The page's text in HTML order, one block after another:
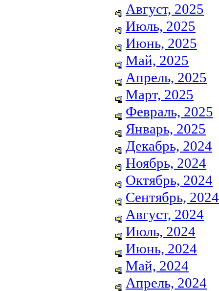
Август, 2025
Июль, 2025
Июнь, 2025
Май, 2025
Апрель, 2025
Март, 2025
Февраль, 2025
Январь, 2025
Декабрь, 2024
Ноябрь, 2024
Октябрь, 2024
Сентябрь, 2024
Август, 2024
Июль, 2024
Июнь, 2024
Май, 2024
Апрель, 2024